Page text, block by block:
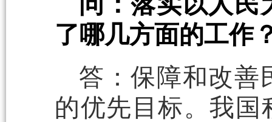
了哪几方面的工作
答：保障和改善
的优先目标。我